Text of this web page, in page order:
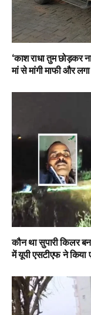
‘काश राधा तुम छोड़कर
मां से मांगी माफी और
कौन था सुपारी किलर
में यूपी एसटीएफ ने किया